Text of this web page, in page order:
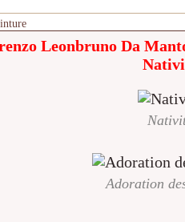
Leonbruno Da
Adoration